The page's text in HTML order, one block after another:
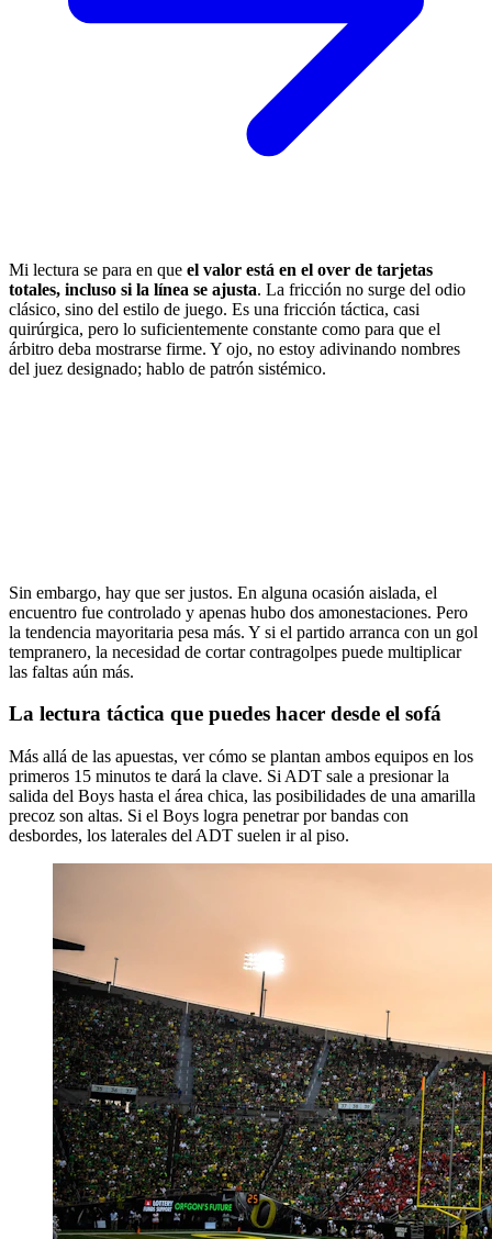
Mi lectura se para en que el valor está en el over de tarjetas
totales, incluso si la línea se ajusta. La fricción no surge del odio
clásico, sino del estilo de juego. Es una fricción táctica, casi
quirúrgica, pero lo suficientemente constante como para que el
árbitro deba mostrarse firme. Y ojo, no estoy adivinando nombres
del juez designado; hablo de patrón sistémico.
Sin embargo, hay que ser justos. En alguna ocasión aislada, el
encuentro fue controlado y apenas hubo dos amonestaciones. Pero
la tendencia mayoritaria pesa más. Y si el partido arranca con un gol
tempranero, la necesidad de cortar contragolpes puede multiplicar
las faltas aún más.
La lectura táctica que puedes hacer desde el sofá
Más allá de las apuestas, ver cómo se plantan ambos equipos en los
primeros 15 minutos te dará la clave. Si ADT sale a presionar la
salida del Boys hasta el área chica, las posibilidades de una amarilla
precoz son altas. Si el Boys logra penetrar por bandas con
desbordes, los laterales del ADT suelen ir al piso.